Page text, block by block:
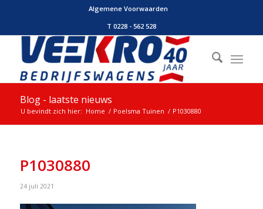
Algemene Voorwaarden
T 0228 - 562 528
Blog - laatste nieuws
U bevindt zich hier: Home / Poelsma Tuinen / P1030880
P1030880
24 juli 2021